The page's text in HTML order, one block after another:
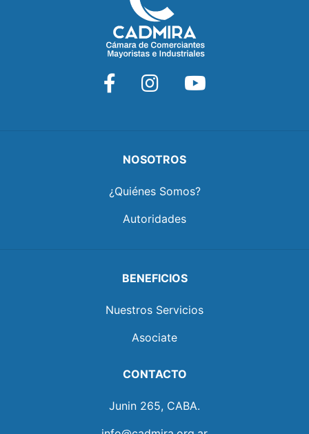
NOSOTROS
¿Quiénes Somos?
Autoridades
BENEFICIOS
Nuestros Servicios
Asociate
CONTACTO
Junin 265, CABA.